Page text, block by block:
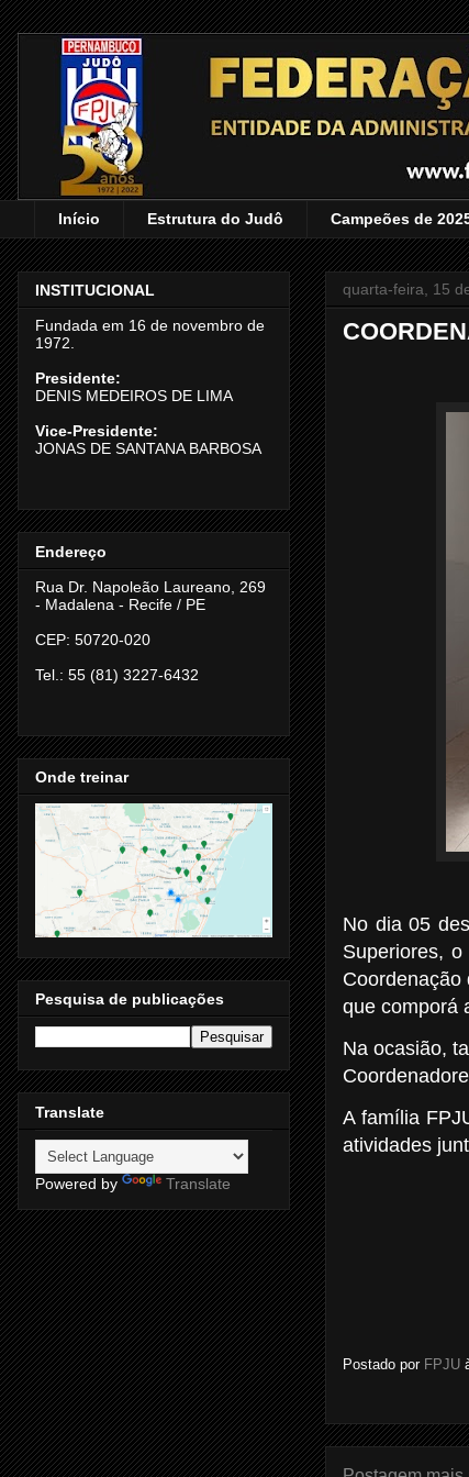
Início Estrutura do Judô Campeões de
quarta-feira, 15
No dia 05
Superiores,
Coordenação
que comporá
Na ocasião,
A família
atividades
Postado por FPJU
INSTITUCIONAL
Fundada em 16 de novembro de
1972.
Presidente:
DENIS MEDEIROS DE LIMA
Vice-Presidente:
JONAS DE SANTANA BARBOSA
Endereço
Rua Dr. Napoleão Laureano, 269
- Madalena - Recife / PE
CEP: 50720-020
Tel.: 55 (81) 3227-6432
Onde treinar
Pesquisa de publicações
Translate
Powered by Translate